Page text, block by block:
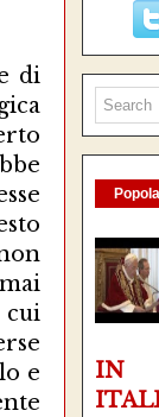
di
cui
e
IN